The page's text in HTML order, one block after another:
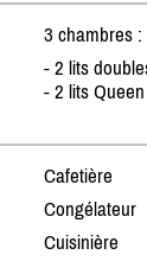
3 chambres :
- 2 lits
- 2 lits Queen
Cafetière
Congélateur
Cuisinière